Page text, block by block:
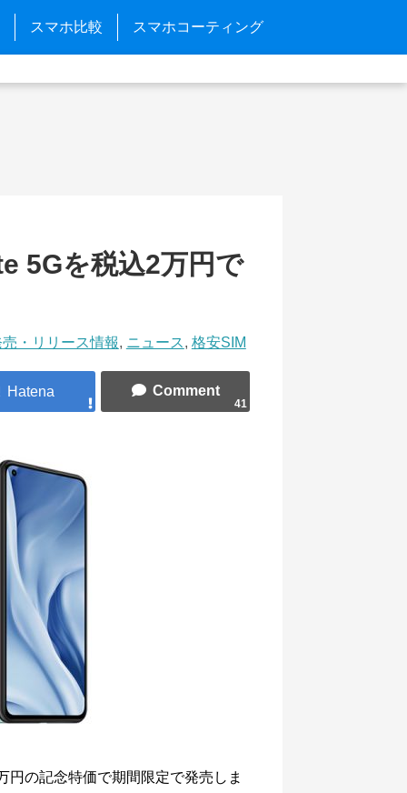
スマホ比較 スマホコーティング
5Gを税込2万円で
・リリース情報, ニュース, 格安SIM
41
円の記念特価で期間限定で発売しま